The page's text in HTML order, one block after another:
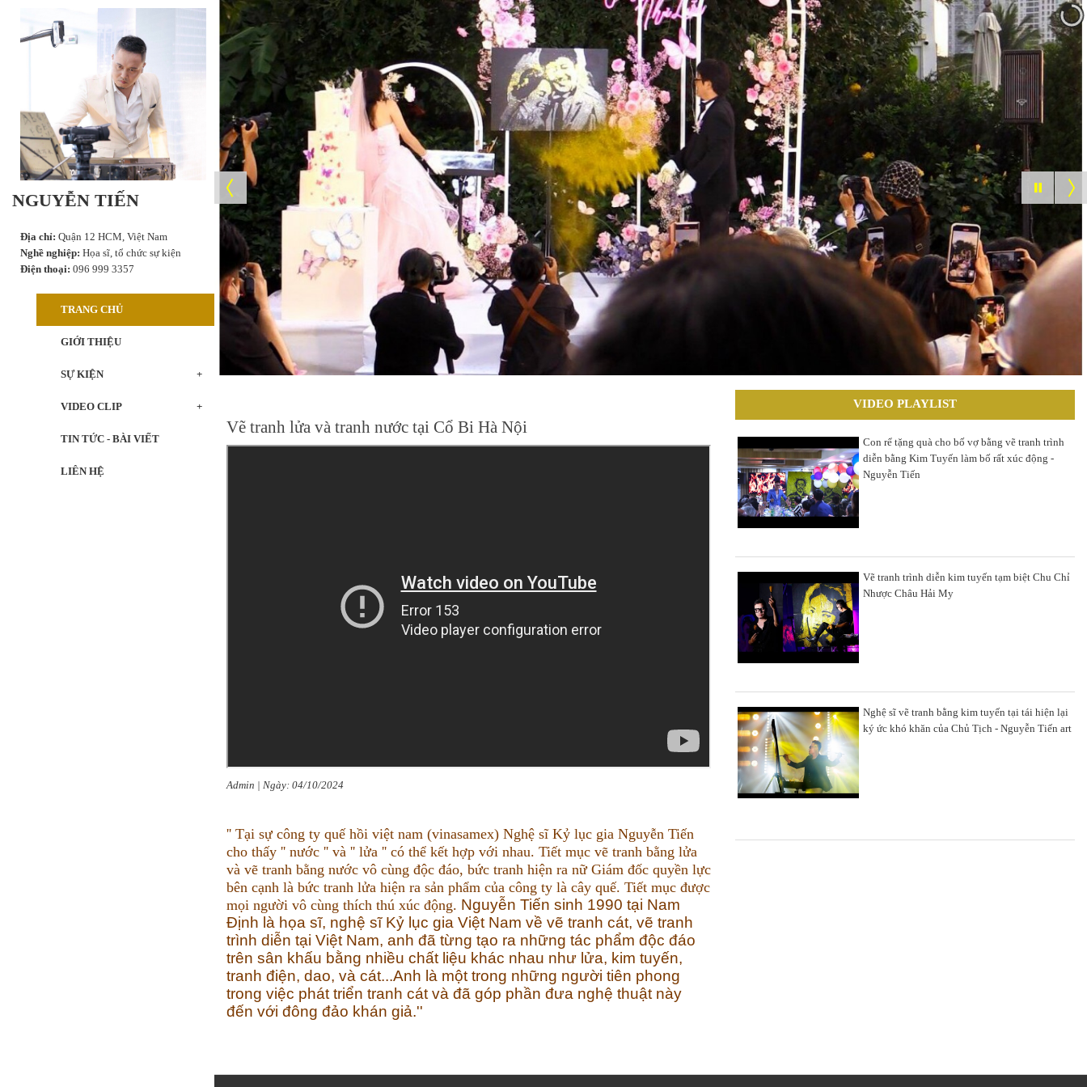
NGUYỄN TIẾN
Địa chỉ: Quận 12 HCM, Việt Nam
Nghề nghiệp: Họa sĩ, tổ chức sự kiện
Điện thoại: 096 999 3357
TRANG CHỦ
GIỚI THIỆU
SỰ KIỆN
VIDEO CLIP
TIN TỨC - BÀI VIẾT
LIÊN HỆ
Vẽ tranh lửa và tranh nước tại Cổ Bi Hà Nội
Admin | Ngày: 04/10/2024
'' Tại sự công ty quế hồi việt nam (vinasamex) Nghệ sĩ Kỷ lục gia Nguyễn Tiến
cho thấy '' nước '' và '' lửa '' có thể kết hợp với nhau. Tiết mục vẽ tranh bằng lửa
và vẽ tranh bằng nước vô cùng độc đáo, bức tranh hiện ra nữ Giám đốc quyền lực
bên cạnh là bức tranh lửa hiện ra sản phẩm của công ty là cây quế. Tiết mục được
mọi người vô cùng thích thú xúc động. Nguyễn Tiến sinh 1990 tại Nam
Định là họa sĩ, nghệ sĩ Kỷ lục gia Việt Nam về vẽ tranh cát, vẽ tranh
trình diễn tại Việt Nam, anh đã từng tạo ra những tác phẩm độc đáo
trên sân khấu bằng nhiều chất liệu khác nhau như lửa, kim tuyến,
tranh điện, dao, và cát...Anh là một trong những người tiên phong
trong việc phát triển tranh cát và đã góp phần đưa nghệ thuật này
đến với đông đảo khán giả.''
VIDEO PLAYLIST
Con rể tặng quà cho bố vợ bằng vẽ tranh trình
diễn bằng Kim Tuyến làm bố rất xúc động -
Nguyễn Tiến
Vẽ tranh trình diễn kim tuyến tạm biệt Chu Chỉ
Nhược Châu Hải My
Nghệ sĩ vẽ tranh bằng kim tuyến tại tái hiện lại
ký ức khó khăn của Chủ Tịch - Nguyễn Tiến art